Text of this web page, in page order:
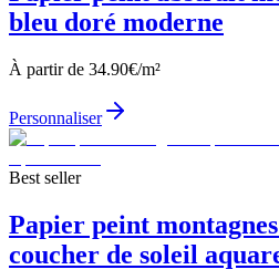
bleu doré moderne
À partir de 34.90€/m²
Personnaliser
Best seller
Papier peint
coucher de soleil